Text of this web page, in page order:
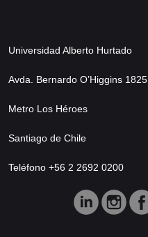
Universidad Alberto Hurtado
Avda. Bernardo O’Higgins 1825
Metro Los Héroes
Santiago de Chile
Teléfono +56 2 2692 0200